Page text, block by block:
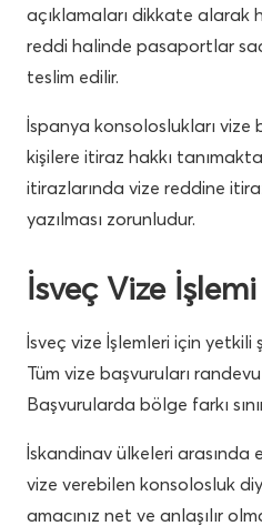
açıklamaları dikkate alarak
reddi halinde pasaportlar
teslim edilir.
İspanya konsoloslukları vize
kişilere itiraz hakkı
itirazlarında vize reddine
yazılması zorunludur.
İsveç Vize İşlemi
İsveç vize İşlemleri için
Tüm vize başvuruları
Başvurularda bölge farkı
İskandinav ülkeleri
vize verebilen konsolosluk
amacınız net ve anlaşılır